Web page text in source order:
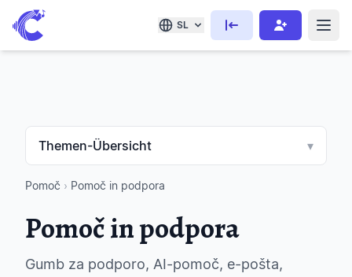
SL
Themen-Übersicht ▾
Pomoč › Pomoč in podpora
Pomoč in podpora
Gumb za podporo, AI-pomoč, e-pošta,